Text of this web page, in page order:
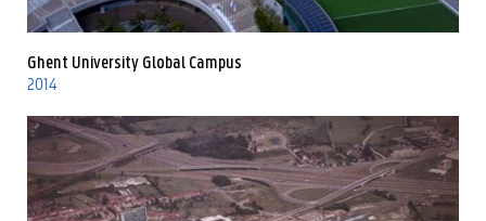
Ghent University Global Campus
2014